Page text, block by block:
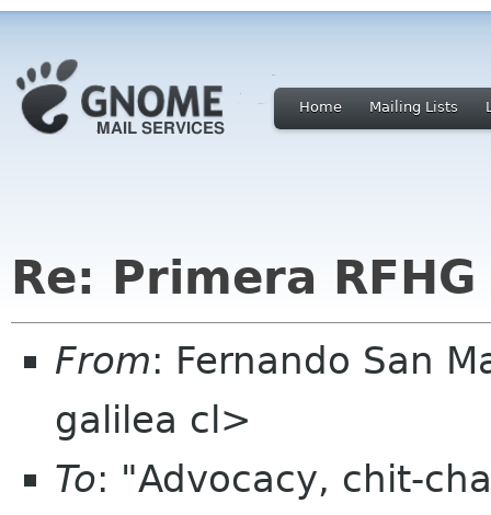
Home Mailing Lists
Re: Primera
From: Fernando San
galilea cl>
To: "Advocacy, chit-